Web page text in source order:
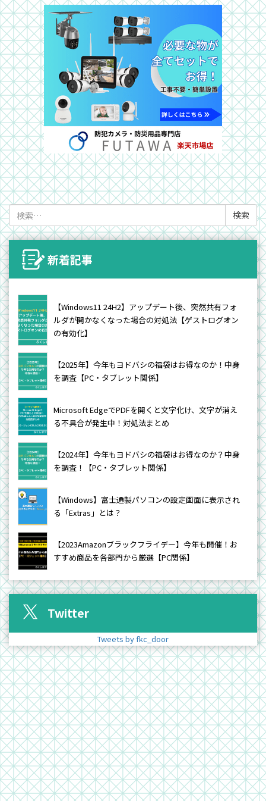
索:
新着記事
【Windows11 24H2】アップデート後、突然共有フォ
ルダが開かなくなった場合の対処法【ゲストログオン
の有効化】
【2025年】今年もヨドバシの福袋はお得なのか！中身
を調査【PC・タブレット関係】
Microsoft EdgeでPDFを開くと文字化け、文字が消え
る不具合が発生中！対処法まとめ
【2024年】今年もヨドバシの福袋はお得なのか？中身
を調査！【PC・タブレット関係】
【Windows】富士通製パソコンの設定画面に表示され
る「Extras」とは？
【2023Amazonブラックフライデー】今年も開催！お
すすめ商品を各部門から厳選【PC関係】
Twitter
Tweets by fkc_door